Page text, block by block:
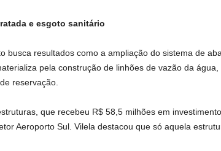
e esgoto sanitário
busca resultados como a ampliação do sistema de
pela construção de linhões de vazão da
reservação.
que recebeu R$ 58,5 milhões em
Aeroporto Sul. Vilela destacou que só aquela